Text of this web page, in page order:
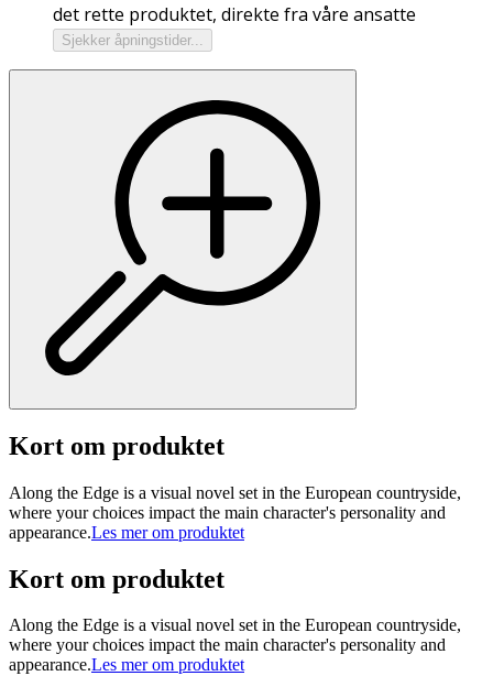
det rette produktet, direkte fra våre ansatte
Sjekker åpningstider...
Kort om produktet
Along the Edge is a visual novel set in the European countryside,
where your choices impact the main character's personality and
appearance.Les mer om produktet
Kort om produktet
Along the Edge is a visual novel set in the European countryside,
where your choices impact the main character's personality and
appearance.Les mer om produktet